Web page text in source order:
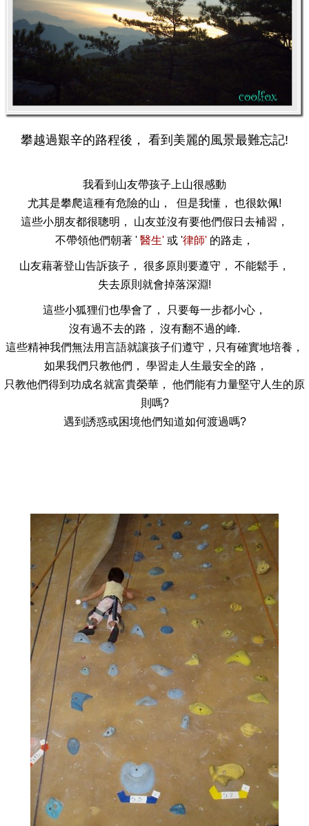
攀越過艱辛的路程後， 看到美麗的風景最難忘記!
我看到山友帶孩子上山很感動
尤其是攀爬這種有危險的山， 但是我懂， 也很欽佩!
這些小朋友都很聰明， 山友並沒有要他們假日去補習，
不帶領他們朝著 ' 醫生' 或 '律師' 的路走，
山友藉著登山告訴孩子， 很多原則要遵守 ， 不能鬆手，
失去原則就會掉落深淵!
這些小狐狸们也學會了， 只要每一步都小心，
沒有過不去的路， 沒有翻不過的峰.
這些精神我們無法用言語就讓孩子们遵守，只有確實地培養，
如果我們只教他們， 學習走人生最安全的路，
只教他們得到功成名就富貴榮華， 他們能有力量堅守人生的原
則嗎?
遇到誘惑或困境他們知道如何渡過嗎?